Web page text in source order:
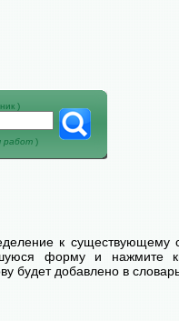
)
работ )
к существующему
форму и нажмите
будет добавлено в